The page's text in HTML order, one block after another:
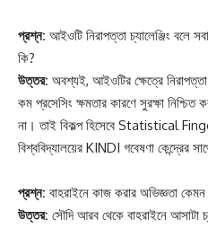
প্রশ্ন: আইওটি নিরাপত্তা চ্যালেঞ্জিং বলে
কি?
উত্তর: অবশ্যই, আইওটির ক্ষেত্রে
কম প্রসেসিং ক্ষমতার কারণে সুরক্ষা
না। তাই বিকল্প হিসেবে Statistical
বিশ্ববিদ্যালয়ের KINDI গবেষণা কেন্দ্রের
প্রশ্ন: বাহরাইনে কাজ করার অভিজ্ঞতা
উত্তর: সৌদি আরব থেকে বাহরাইনে আসাটা